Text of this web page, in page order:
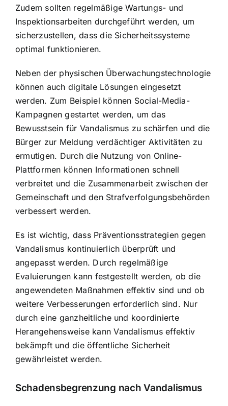
Zudem sollten regelmäßige Wartungs- und
Inspektionsarbeiten durchgeführt werden, um
sicherzustellen, dass die Sicherheitssysteme
optimal funktionieren.
Neben der physischen Überwachungstechnologie
können auch digitale Lösungen eingesetzt
werden. Zum Beispiel können Social-Media-
Kampagnen gestartet werden, um das
Bewusstsein für Vandalismus zu schärfen und die
Bürger zur Meldung verdächtiger Aktivitäten zu
ermutigen. Durch die Nutzung von Online-
Plattformen können Informationen schnell
verbreitet und die Zusammenarbeit zwischen der
Gemeinschaft und den Strafverfolgungsbehörden
verbessert werden.
Es ist wichtig, dass Präventionsstrategien gegen
Vandalismus kontinuierlich überprüft und
angepasst werden. Durch regelmäßige
Evaluierungen kann festgestellt werden, ob die
angewendeten Maßnahmen effektiv sind und ob
weitere Verbesserungen erforderlich sind. Nur
durch eine ganzheitliche und koordinierte
Herangehensweise kann Vandalismus effektiv
bekämpft und die öffentliche Sicherheit
gewährleistet werden.
Schadensbegrenzung nach Vandalismus